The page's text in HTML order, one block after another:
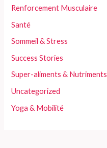
Renforcement Musculaire
Santé
Sommeil & Stress
Success Stories
Super-aliments & Nutriments
Uncategorized
Yoga & Mobilité